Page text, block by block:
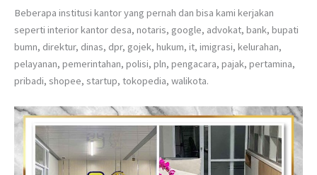
Beberapa institusi kantor yang pernah dan bisa kami kerjakan
seperti interior kantor desa, notaris, google, advokat, bank, bupati
bumn, direktur, dinas, dpr, gojek, hukum, it, imigrasi, kelurahan,
pelayanan, pemerintahan, polisi, pln, pengacara, pajak, pertamina,
pribadi, shopee, startup, tokopedia, walikota.